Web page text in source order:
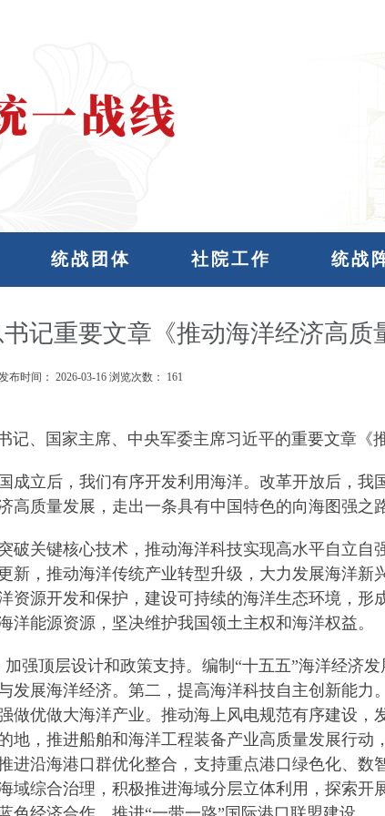
统战团体 社院工作 统战
记重要文章《推动海洋经济高质
布时间： 2026-03-16 浏览次数： 161
、国家主席、中央军委主席习近平的重要文章《
后，我们有序开发利用海洋。改革开放后，我
质量发展，走出一条具有中国特色的向海图强之路
关键核心技术，推动海洋科技实现高水平自立自
新，推动海洋传统产业转型升级，大力发展海洋新
资源开发和保护，建设可持续的海洋生态环境，形
能源资源，坚决维护我国领土主权和海洋权益。
顶层设计和政策支持。编制“十五五”海洋经济发
发展海洋经济。第二，提高海洋科技自主创新能力
做优做大海洋产业。推动海上风电规范有序建设，
，推进船舶和海洋工程装备产业高质量发展行动
沿海港口群优化整合，支持重点港口绿色化、数
综合治理，积极推进海域分层立体利用，探索开